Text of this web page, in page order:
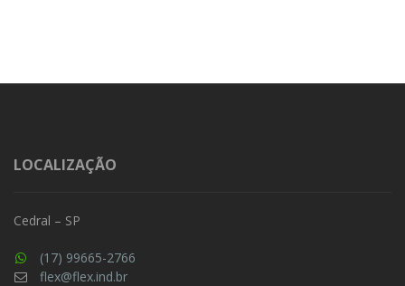
LOCALIZAÇÃO
Cedral – SP
(17) 99665-2766
flex@flex.ind.br